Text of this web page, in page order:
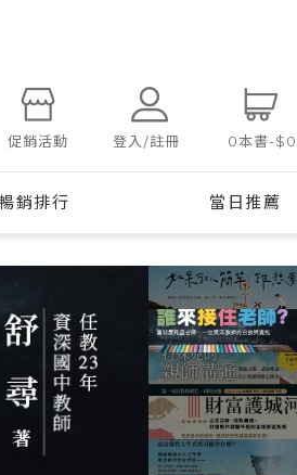
促銷活動 登入/註冊 0本書-$0
銷排行 當日推薦